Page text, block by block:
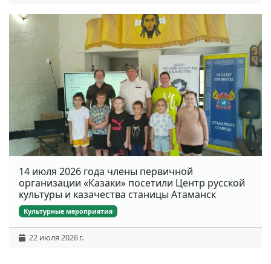
14 июля 2026 года члены первичной
организации «Казаки» посетили Центр русской
культуры и казачества станицы Атаманск
Культурные мероприятия
22 июля 2026 г.